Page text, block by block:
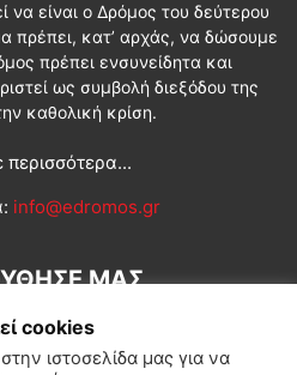
να είναι ο Δρόμος του δεύτερου
πρέπει, κατ’ αρχάς, να δώσουμε
πρέπει ενσυνείδητα και
ως συμβολή διεξόδου της
καθολική κρίση.
περισσότερα...
info@edromos.gr
ΜΑΣ
cookies
ιστοσελίδα μας για να